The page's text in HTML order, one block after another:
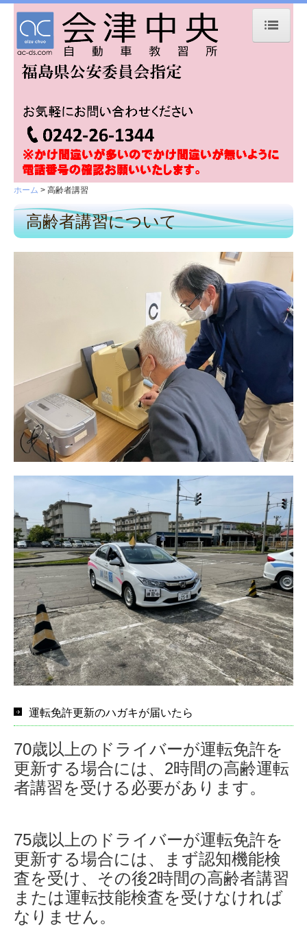
ホーム
入校手続き
卒業式くす玉割
卒業式くす玉割 2
卒業式くす玉割 3
卒業式くす玉割 4
卒業式くす玉割 8
卒業式くす玉割 9
卒業式くす玉割 10
卒業式くす玉割 11
卒業式くす玉割 12
卒業式くす玉割 13
卒業式くす玉割 14
卒業式くす玉割 15
卒業式くす玉割 16
卒業式くす玉割 17
卒業式くす玉割 18
教習について
教習の流れ
教習車種
教習プラン・コース
学校案内
アクセス
お問い合わせ
ホーム 高齢者講習
高齢者講習について
運転免許更新のハガキが届いたら
70歳以上のドライバーが運転免許を
更新する場合には、2時間の高齢運転
者講習を受ける必要があります。
75歳以上のドライバーが運転免許を
更新する場合には、まず認知機能検
査を受け、その後2時間の高齢者講習
または運転技能検査を受けなければ
なりません。